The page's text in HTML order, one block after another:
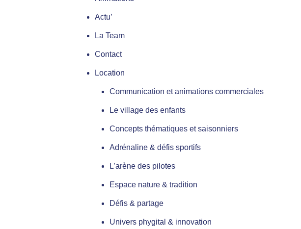
Actu’
La Team
Contact
Location
Communication et animations commerciales
Le village des enfants
Concepts thématiques et saisonniers
Adrénaline & défis sportifs
L’arène des pilotes
Espace nature & tradition
Défis & partage
Univers phygital & innovation